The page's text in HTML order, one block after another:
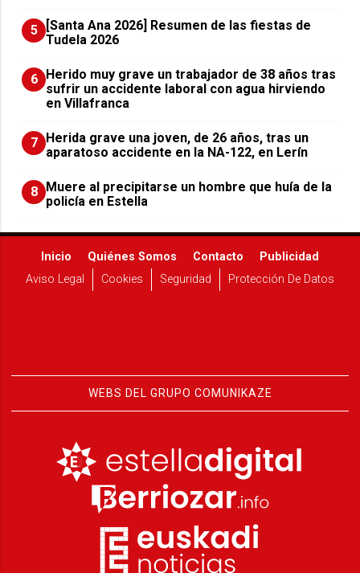
5
[Santa Ana 2026] Resumen de las fiestas de
Tudela 2026
6 Herido muy grave un trabajador de 38 años tras
sufrir un accidente laboral con agua hirviendo
en Villafranca
7 Herida grave una joven, de 26 años, tras un
aparatoso accidente en la NA-122, en Lerín
8 Muere al precipitarse un hombre que huía de la
policía en Estella
Inicio Quiénes Somos Contacto
Publicidad
Aviso Legal
Cookies Seguridad Protección De Datos
WEBS DEL GRUPO COMUNIKAZE